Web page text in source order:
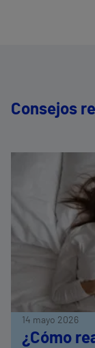
Consejos
14 mayo 2026
¿Cómo